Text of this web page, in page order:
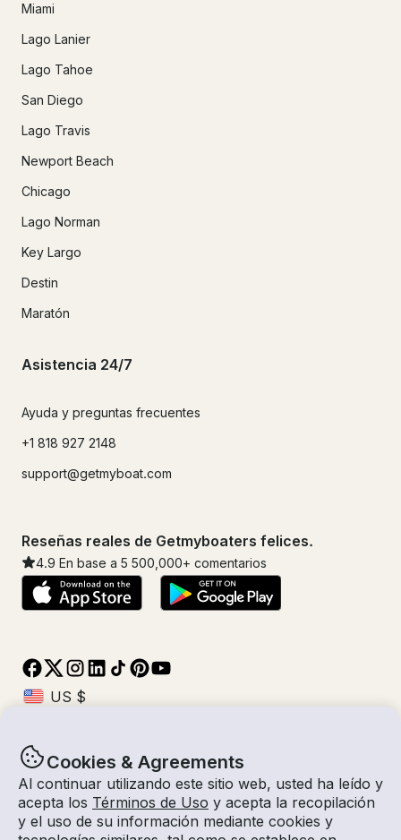
Cookies & Agreements
Al continuar utilizando este sitio web, usted ha leído y
acepta los Términos de Uso y acepta la recopilación
y el uso de su información mediante cookies y
Miami
Lago Lanier
Lago Tahoe
San Diego
Lago Travis
Newport Beach
Chicago
Lago Norman
Key Largo
Destin
Maratón
Asistencia 24/7
Ayuda y preguntas frecuentes
+1 818 927 2148
support@getmyboat.com
Reseñas reales de Getmyboaters felices.
4.9 En base a 5 500,000+ comentarios
© Getmyboat 2026TérminosPrivacidad